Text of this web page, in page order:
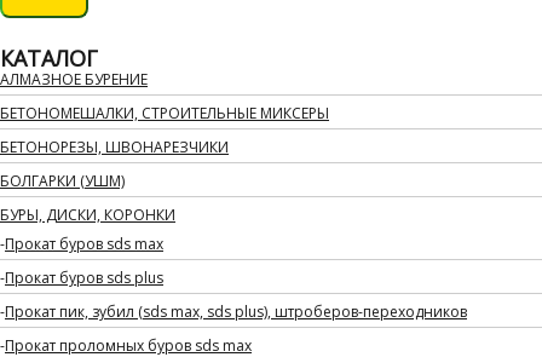
КАТАЛОГ
АЛМАЗНОЕ БУРЕНИЕ
БЕТОНОМЕШАЛКИ, СТРОИТЕЛЬНЫЕ МИКСЕРЫ
БЕТОНОРЕЗЫ, ШВОНАРЕЗЧИКИ
БОЛГАРКИ (УШМ)
БУРЫ, ДИСКИ, КОРОНКИ
Прокат буров sds max
Прокат буров sds plus
Прокат пик, зубил (sds max, sds plus), штроберов-переходников
Прокат проломных буров sds max